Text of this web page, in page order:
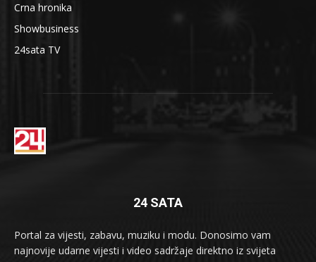
Crna hronika
Showbusiness
24sata TV
24 SATA
Portal za vijesti, zabavu, muziku i modu. Donosimo vam
najnovije udarne vijesti i video sadržaje direktno iz svijeta